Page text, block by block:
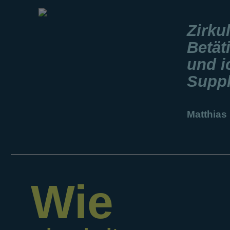
und
Matthias
Wie